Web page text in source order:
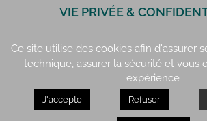
Paris : 15, rue de Vaugirard
VIE PRIVÉE &
Ce site utilise des cookies afin d'assurer
technique, assurer la sécurité et vous
expérience
J'accepte Refuser